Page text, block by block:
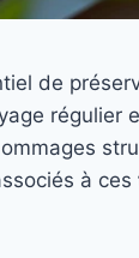
de
régulier
à ces